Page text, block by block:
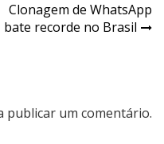
Clonagem de WhatsApp
bate recorde no Brasil
publicar um comentário.